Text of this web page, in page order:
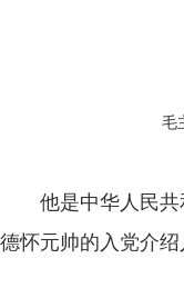
毛
他是中华人民共
德怀元帅的入党介